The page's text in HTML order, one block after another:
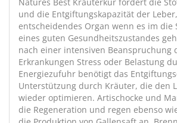
und die Entgiftungskapazität der
entscheidendes Organ wenn es im die
eines guten Gesundheitszustandes
nach einer intensiven Beanspruchung
Erkrankungen Stress oder Belastung
Energiezufuhr benötigt das
Unterstützung durch Kräuter, die den
wieder optimieren. Artischocke und
die Regeneration und regen ebenso